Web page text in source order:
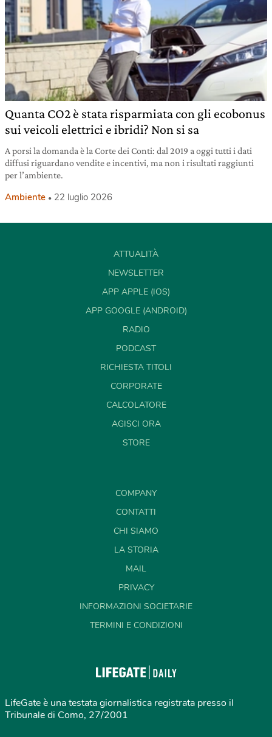
Quanta CO2 è stata risparmiata con gli ecobonus
sui veicoli elettrici e ibridi? Non si sa
A porsi la domanda è la Corte dei Conti: dal 2019 a oggi tutti i dati
diffusi riguardano vendite e incentivi, ma non i risultati raggiunti
per l’ambiente.
Ambiente 22 luglio 2026
ATTUALITÀ
NEWSLETTER
APP APPLE (IOS)
APP GOOGLE (ANDROID)
RADIO
PODCAST
RICHIESTA TITOLI
CORPORATE
CALCOLATORE
AGISCI ORA
STORE
COMPANY
CONTATTI
CHI SIAMO
LA STORIA
MAIL
PRIVACY
INFORMAZIONI SOCIETARIE
TERMINI E CONDIZIONI
LifeGate è una testata giornalistica registrata presso il
Tribunale di Como, 27/2001